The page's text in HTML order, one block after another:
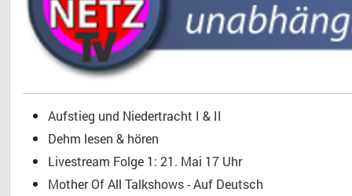
Aufstieg und Niedertracht I & II
Dehm lesen & hören
Livestream Folge 1: 21. Mai 17 Uhr
Mother Of All Talkshows - Auf Deutsch